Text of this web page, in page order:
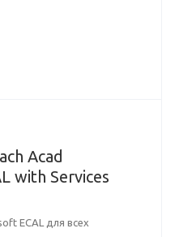
Acad
with Services
ECAL для всех